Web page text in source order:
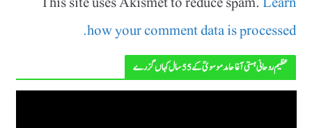
how your comment data is processed.
عظیم روحانی ہستی آغا حامد موسویؒ کے 55 سال کہاں گزرے